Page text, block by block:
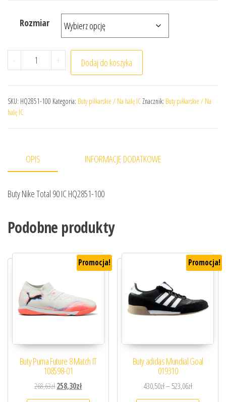
Rozmiar
- ilość Buty Nike Total 90 IC HQ2851-100
+ Dodaj do koszyka
SKU: HQ2851-100 Kategoria: Buty piłkarskie / Na halę IC Znacznik: Buty piłkarskie / Na
halę IC
OPIS INFORMACJE DODATKOWE
Buty Nike Total 90 IC HQ2851-100
Podobne produkty
Promocja!
Buty Puma Future 8 Match IT
108598-01
268,63złPierwotna cena wynosiła: 268,63zł.
258,30złAktualna cena wynosi: 258,30zł.
Promocja!
Buty adidas Mundial Goal
019310
430,50zł– 523,06złZakres cen: